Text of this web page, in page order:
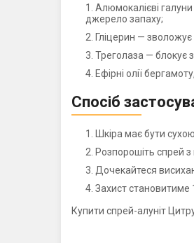
Алюмокалієві
джерело запаху;
Гліцерин — зволожує
Треголаза — блокує
Ефірні олії
Спосіб
Шкіра має бути
Розпорошіть спрей з
Дочекайтеся
Захист становитиме
Купити спрей-алуніт